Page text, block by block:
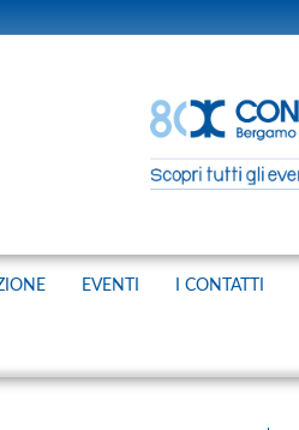
EVENTI I CONTATTI